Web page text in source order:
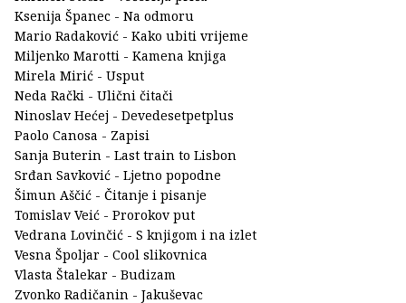
Ksenija Španec - Na odmoru
Mario Radaković - Kako ubiti vrijeme
Miljenko Marotti - Kamena knjiga
Mirela Mirić - Usput
Neda Rački - Ulični čitači
Ninoslav Hećej - Devedesetpetplus
Paolo Canosa - Zapisi
Sanja Buterin - Last train to Lisbon
Srđan Savković - Ljetno popodne
Šimun Aščić - Čitanje i pisanje
Tomislav Veić - Prorokov put
Vedrana Lovinčić - S knjigom i na izlet
Vesna Špoljar - Cool slikovnica
Vlasta Štalekar - Budizam
Zvonko Radičanin - Jakuševac